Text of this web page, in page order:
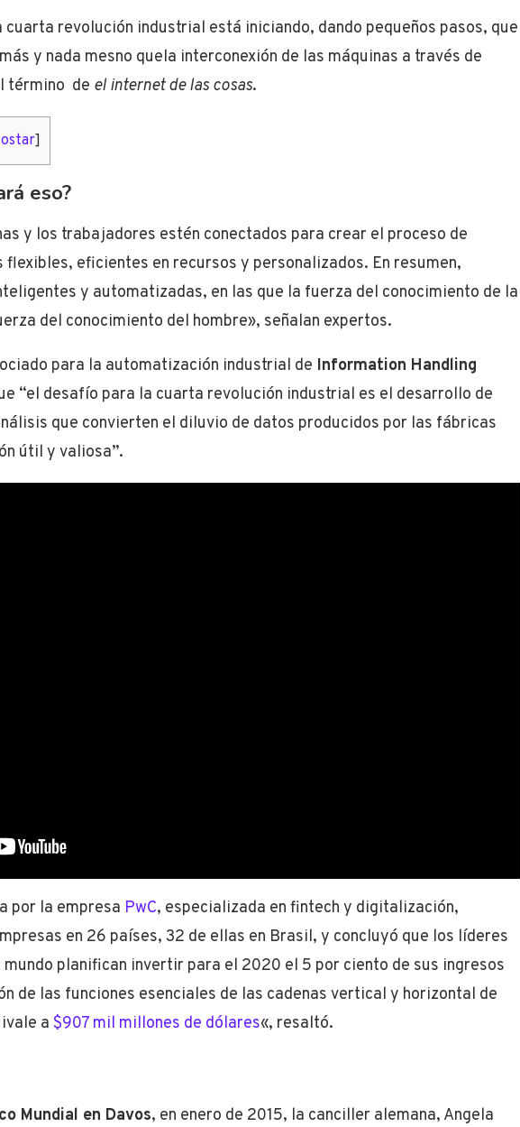
cuarta revolución industrial está iniciando, dando pequeños pasos, que
y nada mesno quela interconexión de las máquinas a través de
término de el internet de las cosas.
]
eso?
y los trabajadores estén conectados para crear el proceso de
eficientes en recursos y personalizados. En resumen,
y automatizadas, en las que la fuerza del conocimiento de la
del conocimiento del hombre», señalan expertos.
para la automatización industrial de Information Handling
“el desafío para la cuarta revolución industrial es el desarrollo de
que convierten el diluvio de datos producidos por las fábricas
útil y valiosa”.
por la empresa PwC, especializada en fintech y digitalización,
en 26 países, 32 de ellas en Brasil, y concluyó que los líderes
planifican invertir para el 2020 el 5 por ciento de sus ingresos
de las funciones esenciales de las cadenas vertical y horizontal de
a $907 mil millones de dólares«, resaltó.
Mundial en Davos, en enero de 2015, la canciller alemana, Angela